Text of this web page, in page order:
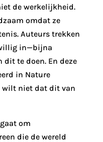
de werkelijkheid.
omdat ze
Auteurs trekken
in—bijna
te doen. En deze
in Nature
wilt niet dat dit van
om
die de wereld